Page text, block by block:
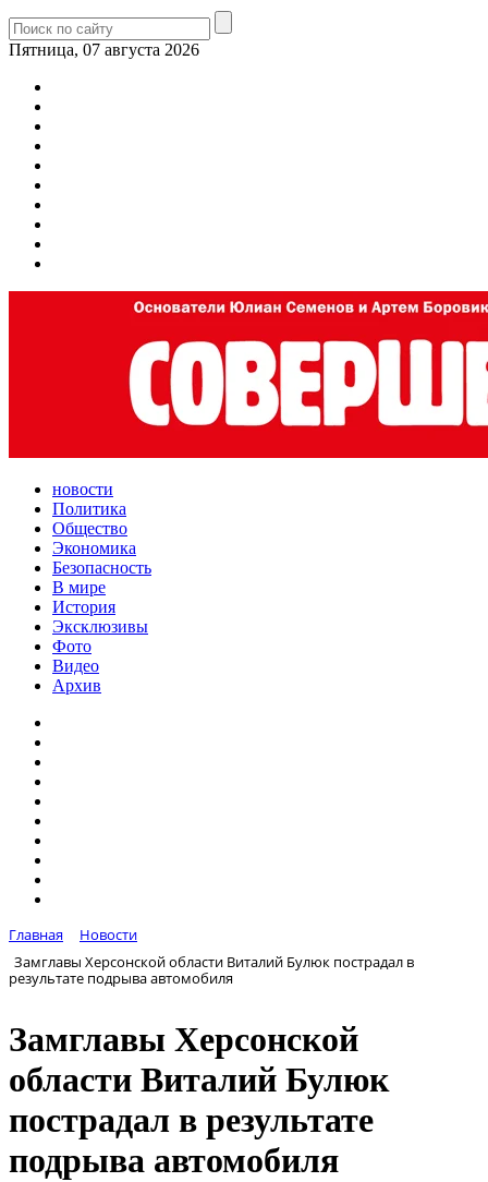
Пятница, 07 августа 2026
новости
Политика
Общество
Экономика
Безопасность
В мире
История
Эксклюзивы
Фото
Видео
Архив
Главная
Новости
Замглавы Херсонской области Виталий Булюк пострадал в
результате подрыва автомобиля
Замглавы Херсонской
области Виталий Булюк
пострадал в результате
подрыва автомобиля